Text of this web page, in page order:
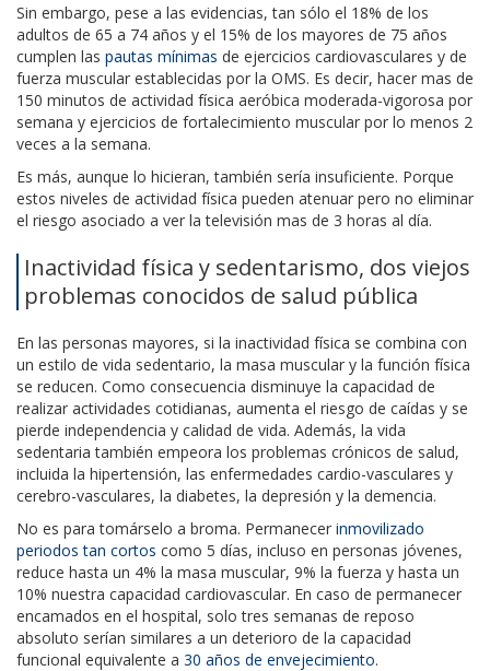
Sin embargo, pese a las evidencias, tan sólo el 18% de los
adultos de 65 a 74 años y el 15% de los mayores de 75 años
cumplen las pautas mínimas de ejercicios cardiovasculares y de
fuerza muscular establecidas por la OMS. Es decir, hacer mas de
150 minutos de actividad física aeróbica moderada-vigorosa por
semana y ejercicios de fortalecimiento muscular por lo menos 2
veces a la semana.
Es más, aunque lo hicieran, también sería insuficiente. Porque
estos niveles de actividad física pueden atenuar pero no eliminar
el riesgo asociado a ver la televisión mas de 3 horas al día.
Inactividad física y sedentarismo, dos viejos
problemas conocidos de salud pública
En las personas mayores, si la inactividad física se combina con
un estilo de vida sedentario, la masa muscular y la función física
se reducen. Como consecuencia disminuye la capacidad de
realizar actividades cotidianas, aumenta el riesgo de caídas y se
pierde independencia y calidad de vida. Además, la vida
sedentaria también empeora los problemas crónicos de salud,
incluida la hipertensión, las enfermedades cardio-vasculares y
cerebro-vasculares, la diabetes, la depresión y la demencia.
No es para tomárselo a broma. Permanecer inmovilizado
periodos tan cortos como 5 días, incluso en personas jóvenes,
reduce hasta un 4% la masa muscular, 9% la fuerza y hasta un
10% nuestra capacidad cardiovascular. En caso de permanecer
encamados en el hospital, solo tres semanas de reposo
absoluto serían similares a un deterioro de la capacidad
funcional equivalente a 30 años de envejecimiento.